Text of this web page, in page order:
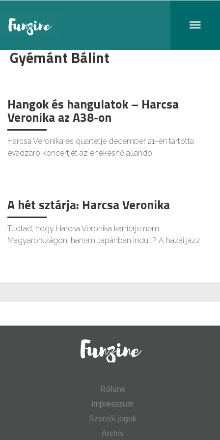
Gyémánt Bálint
Hangok és hangulatok – Harcsa
Veronika az A38-on
Harcsa Veronika és quartetje december 21-én tartotta
évadzáró koncertjét az énekesnő állandó
A hét sztárja: Harcsa Veronika
Tudtad, hogy Harcsa Veronika karrierje nem
Magyarországon, hanem Japánban indult? A hazai jazz
Rólunk
Impresszum
Szerzői jogok
Archív